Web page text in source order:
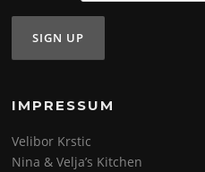
IMPRESSUM
Velibor Krstic
Nina & Velja’s Kitchen